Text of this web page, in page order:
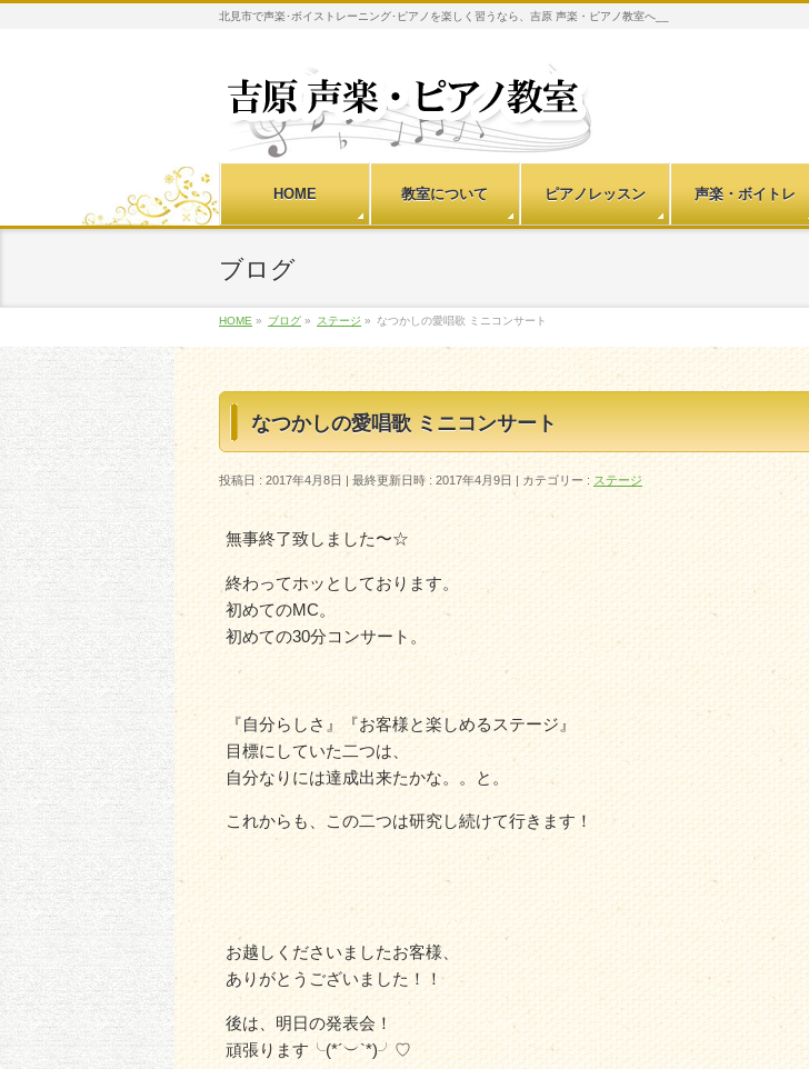
北見市で声楽･ボイストレーニング･ピアノを楽しく習うなら、吉原 声楽・ピアノ教室へ__
HOME 教室について ピアノレッスン 声楽・ボイトレ
ブログ
HOME » ブログ » ステージ » なつかしの愛唱歌 ミニコンサート
なつかしの愛唱歌 ミニコンサート
投稿日 : 2017年4月8日 最終更新日時 : 2017年4月9日 カテゴリー : ステージ
無事終了致しました〜☆
終わってホッとしております。
初めてのMC。
初めての30分コンサート。
『自分らしさ』『お客様と楽しめるステージ』
目標にしていた二つは、
自分なりには達成出来たかな。。と。
これからも、この二つは研究し続けて行きます！
お越しくださいましたお客様、
ありがとうございました！！
後は、明日の発表会！
頑張ります╰(*´︶`*)╯♡